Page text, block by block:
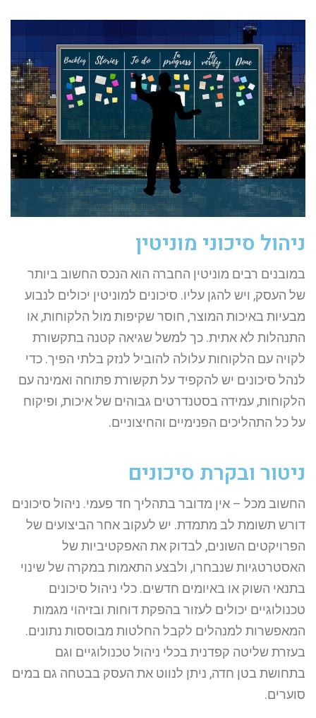
ניהול סיכוני מוניטין
במובנים רבים מוניטין החברה הוא הנכס החשוב ביותר
של העסק, ויש להגן עליו. סיכונים למוניטין יכולים לנבוע
מבעיות באיכות המוצר, חוסר שקיפות מול הלקוחות, או
התנהלות לא אתית. כך למשל שגיאה קטנה בתקשורת
לקויה עם הלקוחות עלולה להוביל לנזק בלתי הפיך. כדי
לנהל סיכונים יש להקפיד על תקשורת פתוחה ואמינה עם
הלקוחות, עמידה בסטנדרטים גבוהים של איכות, ופיקוח
על כל התהליכים הפנימיים והחיצוניים.
ניטור ובקרת סיכונים
החשוב מכל – אין מדובר בתהליך חד פעמי. ניהול סיכונים
דורש תשומת לב מתמדת. יש לעקוב אחר הביצועים של
הפרויקטים השונים, לבדוק את האפקטיביות של
האסטרטגיות שנבחרו, ולבצע התאמות במקרה של שינוי
בתנאי השוק או באיומים חדשים. כלי ניהול סיכונים
טכנולוגיים יכולים לעזור בהפקת דוחות ובזיהוי מגמות
המאפשרות למנהלים לקבל החלטות מבוססות נתונים.
בעזרת שליטה קפדנית בכלי ניהול טכנולוגיים וגם
בתחושת בטן חדה, ניתן לנווט את העסק בבטחה גם במים
סוערים.